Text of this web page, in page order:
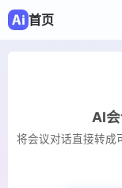
首页
AI
将会议对话直接转成